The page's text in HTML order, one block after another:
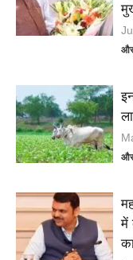
में